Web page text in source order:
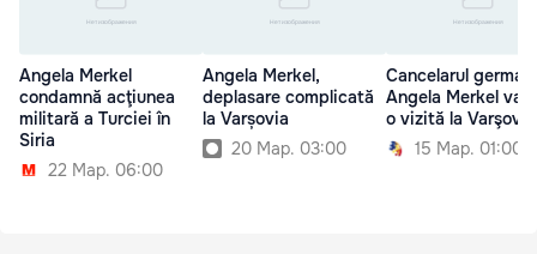
Angela Merkel
condamnă acţiunea
militară a Turciei în
Siria
22 Мар. 06:00
Angela Merkel,
deplasare complicată
la Varșovia
20 Мар. 03:00
Cancelarul german
Angela Merkel va
o vizită la
15 Мар. 01:00